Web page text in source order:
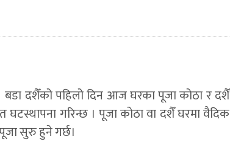
दशैँको पहिलो दिन आज घरका पूजा कोठा र दशैँ
गरिन्छ । पूजा कोठा वा दशैँ घरमा वैदिक
पूजा सुरु हुने गर्छ।